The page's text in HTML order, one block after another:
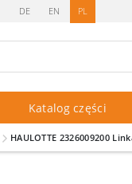
DE EN PL
Katalog części
HAULOTTE 2326009200